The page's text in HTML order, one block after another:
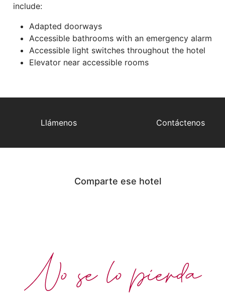
include:
Adapted doorways
Accessible bathrooms with an emergency alarm
Accessible light switches throughout the hotel
Elevator near accessible rooms
Llámenos Contáctenos
Comparte ese hotel
No se lo pierda